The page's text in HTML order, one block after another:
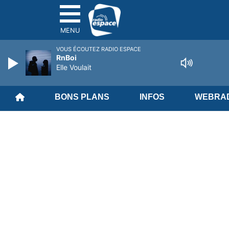
MENU
BONS PLANS INFOS
VOUS ÉCOUTEZ RADIO ESPACE
RnBoi
Elle Voulait